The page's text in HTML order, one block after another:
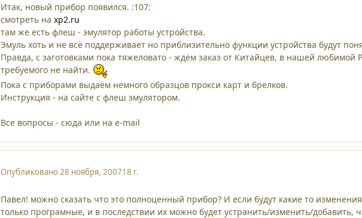
Итак, новый прибор появился. :107:
смотреть на xp2.ru
там же есть флеш - эмулятор работы устройства.
Эмуль хоть и не всё поддерживает но приблизительно функции устройства будут
Правда, с заготовками пока тяжеловато - ждём заказ от Китайцев, в нашей любимой
требуемого не найти.
Пока с приборами выдаём немного образцов прокси карт и брелков.
Инструкция - на сайте с флеш эмулятором.
Все вопросы - сюда или на e-mail
Опубликовано28 ноября, 200718 г.
Павел! можно сказать что это полноценный прибор? И если будут какие то
только програмные, и в последствии их можно будет устранить/изменить/добавить,